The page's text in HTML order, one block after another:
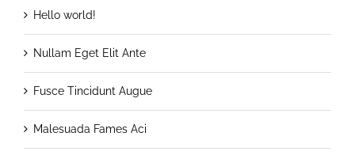
Hello world!
Nullam Eget Elit Ante
Fusce Tincidunt Augue
Malesuada Fames Aci